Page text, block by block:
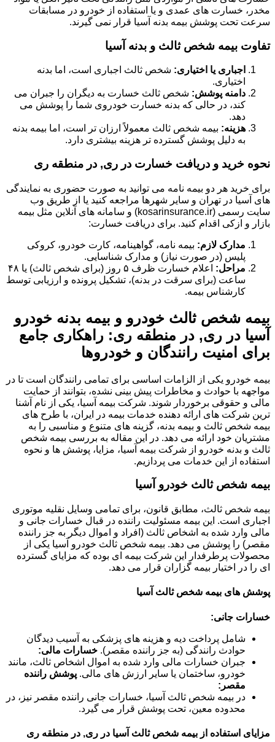
مخدر، خسارت های عمدی و یا استفاده از خودرو در مسابقات
سرعت تحت پوشش بیمه بدنه آسیا قرار نمی گیرند.
تفاوت بیمه شخص ثالث و بدنه آسیا
اجباری یا اختیاری: شخص ثالث اجباری است، اما بدنه
اختیاری.
دامنه پوشش: شخص ثالث خسارت به دیگران را جبران می
کند، در حالی که بدنه خسارت خودروی شما را پوشش می
دهد.
هزینه: بیمه شخص ثالث معمولاً ارزان تر است، اما بیمه بدنه
به دلیل پوشش گسترده تر هزینه بیشتری دارد.
نحوه خرید و دریافت خسارت در ری, در منطقه ری
برای خرید هر دو بیمه نامه می توانید به صورت حضوری به نمایندگی
های آسیا در تهران و سایر شهرها مراجعه کنید یا از طریق وب
سایت رسمی (kosarinsurance.ir) و سامانه های آنلاین مثل بیمه
بازار و ازکی اقدام کنید. برای دریافت خسارت:
مدارک لازم: بیمه نامه، گواهینامه، کارت خودرو، کروکی
پلیس (در صورت نیاز) و مدارک شناسایی.
مراحل:
اعلام خسارت ظرف ۵ روز (برای شخص ثالث) یا ۴۸
ساعت (برای سرقت در بدنه)، تشکیل پرونده و ارزیابی توسط
کارشناس بیمه.
بیمه شخص ثالث خودرو و بیمه بدنه خودرو
آسیا در ری, در منطقه ری: راهکاری جامع
برای امنیت رانندگان و خودروها
بیمه خودرو یکی از الزامات اساسی برای تمامی رانندگان است تا در
مواجهه با حوادث و مخاطرات پیش بینی نشده، بتوانند از حمایت
مالی و حقوقی برخوردار شوند. شرکت بیمه آسیا، یکی از نام آشنا
ترین شرکت های ارائه دهنده خدمات بیمه در ایران، با طرح های
بیمه شخص ثالث و بیمه بدنه، گزینه های متنوع و مناسبی را به
مشتریان خود ارائه می دهد. در این مقاله به بررسی بیمه شخص
ثالث و بدنه خودرو از شرکت بیمه آسیا، مزایا، پوشش ها و نحوه
استفاده از این خدمات می پردازیم.
بیمه شخص ثالث خودرو آسیا
بیمه شخص ثالث، مطابق قانون، برای تمامی وسایل نقلیه موتوری
اجباری است. این بیمه مسئولیت راننده در قبال خسارات جانی و
مالی وارد شده به اشخاص ثالث (افراد و اموال دیگر به جز راننده
مقصر) را پوشش می دهد. بیمه شخص ثالث خودرو آسیا یکی از
محصولات پرطرفدار این شرکت بیمه ای بوده که مزایای گسترده
ای را در اختیار بیمه گزاران قرار می دهد.
پوشش های بیمه شخص ثالث آسیا
خسارات جانی:
شامل پرداخت دیه و هزینه های پزشکی به آسیب دیدگان
حوادث رانندگی (به جز راننده مقصر). خسارات مالی:
جبران خسارات مالی وارد شده به اموال اشخاص ثالث، مانند
خودرو، ساختمان یا سایر ارزش های مالی. پوشش راننده
مقصر:
در بیمه شخص ثالث آسیا، خسارات جانی راننده مقصر نیز، در
محدوده معین، تحت پوشش قرار می گیرد.
مزایای استفاده از بیمه شخص ثالث آسیا در ری, در منطقه ری